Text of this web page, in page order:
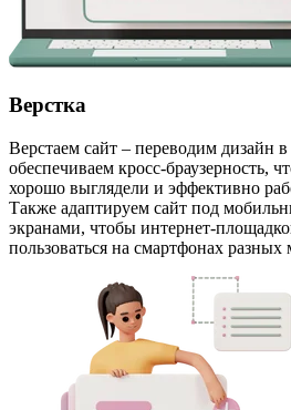
Верстка
Верстаем сайт – переводим дизайн
обеспечиваем кросс-браузерность,
хорошо выглядели и эффективно
Также адаптируем сайт под
экранами, чтобы интернет-
пользоваться на смартфонах